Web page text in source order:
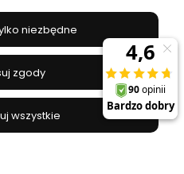
669-050-03-43
sklep@janexmarket.pl
niezbędne
zgody
wszystkie